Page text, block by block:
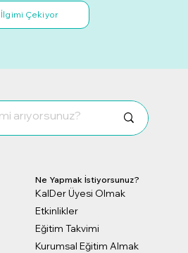
İlgimi Çekiyor
Ne Yapmak İstiyorsunuz?
KalDer Üyesi Olmak
Etkinlikler
Eğitim Takvimi
Kurumsal Eğitim Almak